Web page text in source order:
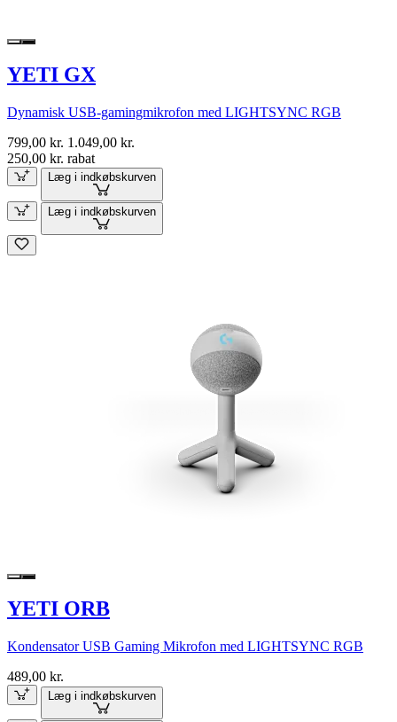
YETI GX
Dynamisk USB-gamingmikrofon med LIGHTSYNC RGB
799,00 kr. 1.049,00 kr.
250,00 kr. rabat
Læg i indkøbskurven
Læg i indkøbskurven
YETI ORB
Kondensator USB Gaming Mikrofon med LIGHTSYNC RGB
489,00 kr.
Læg i indkøbskurven